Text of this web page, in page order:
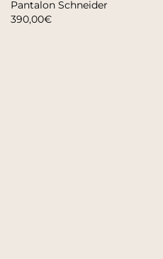
Pantalon Schneider
390,00€